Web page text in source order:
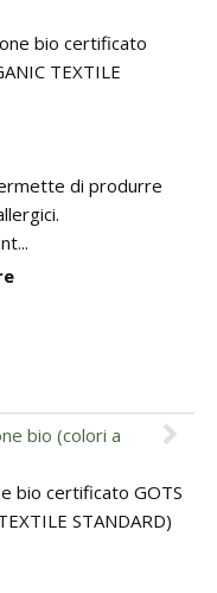
bio certificato
TEXTILE
di produrre
bio (colori a
bio certificato GOTS
STANDARD)